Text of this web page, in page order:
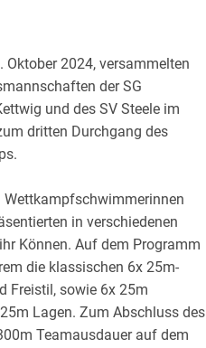
Oktober 2024, versammelten
der SG
und des SV Steele im
dritten Durchgang des
Wettkampfschwimmerinnen
in verschiedenen
Können. Auf dem Programm
die klassischen 6x 25m-
Freistil, sowie 6x 25m
Lagen. Zum Abschluss des
Teamausdauer auf dem